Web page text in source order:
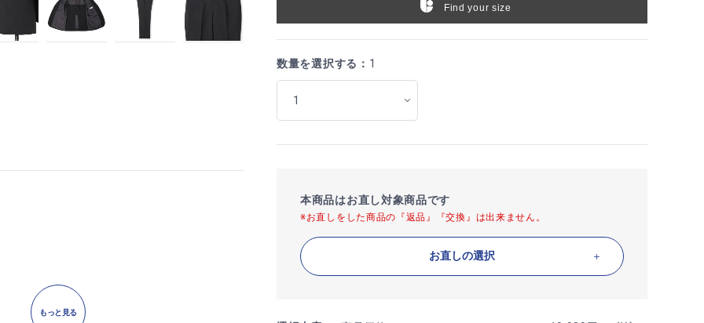
もっと見る
Find your size
数量を選択する： 1
本商品はお直し対象商品です
※お直しをした商品の『返品』『交換』は出来ません。
お直しの選択